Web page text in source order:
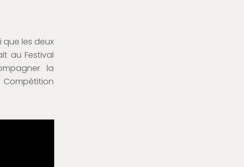
que les deux
au Festival
la